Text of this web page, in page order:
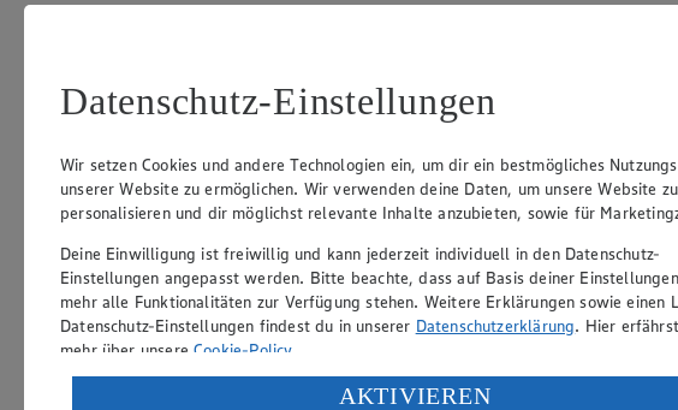
Datenschutz-Einstellungen
Wir setzen Cookies und andere Technologien ein, um dir ein bestmögliches
unserer Website zu ermöglichen. Wir verwenden deine Daten, um unsere Website zu
personalisieren und dir möglichst relevante Inhalte anzubieten, sowie für
Deine Einwilligung ist freiwillig und kann jederzeit individuell in den Datenschutz-
Einstellungen angepasst werden. Bitte beachte, dass auf Basis deiner
mehr alle Funktionalitäten zur Verfügung stehen. Weitere Erklärungen sowie einen
Datenschutz-Einstellungen findest du in unserer Datenschutzerklärung. Hier
mehr über unsereCookie-Policy.
Verarbeitung deiner personenbezogenen Daten in den USA durch Facebook und
AKTIVIEREN